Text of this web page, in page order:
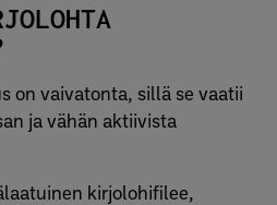
on vaivatonta, sillä se vaatii
ja vähän aktiivista
kirjolohifilee,